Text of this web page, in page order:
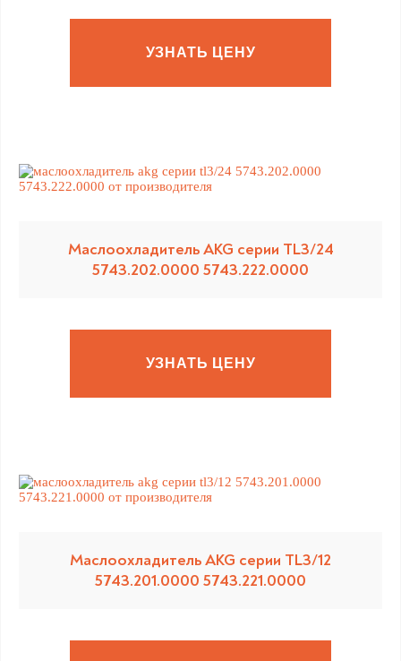
УЗНАТЬ ЦЕНУ
Маслоохладитель AKG серии TL3/24
5743.202.0000 5743.222.0000
УЗНАТЬ ЦЕНУ
Маслоохладитель AKG серии TL3/12
5743.201.0000 5743.221.0000